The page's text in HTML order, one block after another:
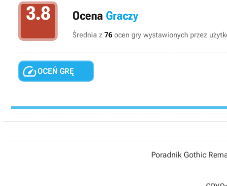
3.8 Ocena Graczy
Średnia z 76 ocen gry wystawionych przez
OCEŃ GRĘ
Poradnik Gothic